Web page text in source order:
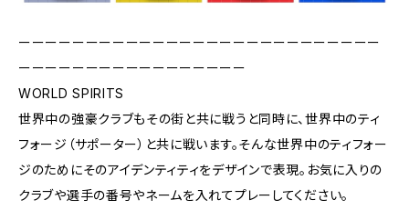
ーーーーーーーーーーーーーーーーーーーーーーーーーーー
ーーーーーーーーーーーーーーーーー
WORLD SPIRITS
世界中の強豪クラブもその街と共に戦うと同時に、世界中のティ
フォージ（サポーター）と共に戦います。そんな世界中のティフォー
ジのためにそのアイデンティティをデザインで表現。お気に入りの
クラブや選手の番号やネームを入れてプレーしてください。